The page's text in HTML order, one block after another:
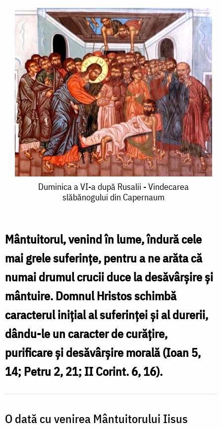
Duminica
a
după
Rusalii
-
Vindecarea
slăbănogului
din
Capernaum
Duminica a VI-a după Rusalii - Vindecarea
slăbănogului din Capernaum
Mântuitorul, venind în lume, îndură cele
mai grele suferinţe, pentru a ne arăta că
numai drumul crucii duce la desăvârşire şi
mântuire. Domnul Hristos schimbă
caracterul iniţial al suferinţei şi al durerii,
dându-le un caracter de curăţire,
purificare şi desăvârşire morală (Ioan 5,
14; Petru 2, 21; II Corint. 6, 16).
O dată cu venirea Mântuitorului Iisus